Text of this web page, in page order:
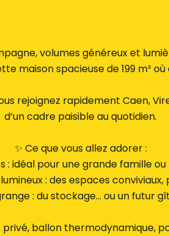
volumes généreux et
maison spacieuse de 199 m²
rejoignez rapidement Caen,
d’un cadre paisible au quotidien.
✨ Ce que vous allez adorer :
: idéal pour une grande famille
: des espaces
: du stockage… ou un futur
ballon thermodynamique,